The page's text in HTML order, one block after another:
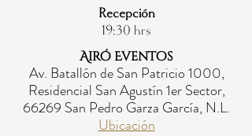
Recepción
19:30 hrs
Airó Eventos
Av. Batallón de San Patricio 1000,
Residencial San Agustín 1er Sector,
66269 San Pedro Garza García, N.L.
Ubicación